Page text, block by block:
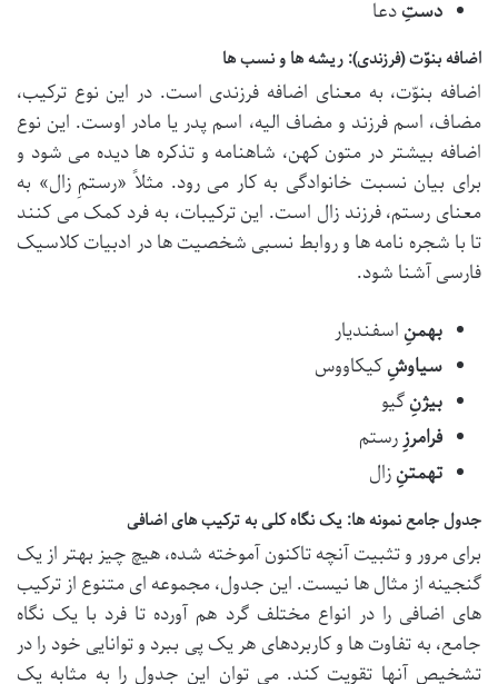
دستِدعا
اضافه بنوّت (فرزندی): ریشه ها و نسب ها
اضافه بنوّت، به معنای اضافه فرزندی است. در این نوع ترکیب،
مضاف، اسم فرزند و مضاف الیه، اسم پدر یا مادر اوست. این نوع
اضافه بیشتر در متون کهن، شاهنامه و تذکره ها دیده می شود و
برای بیان نسبت خانوادگی به کار می رود. مثلاً «رستمِ زال» به
معنای رستم، فرزند زال است. این ترکیبات، به فرد کمک می کنند
تا با شجره نامه ها و روابط نسبی شخصیت ها در ادبیات کلاسیک
فارسی آشنا شود.
بهمنِ اسفندیار
سیاوشِکیکاووس
بیژنِگیو
فرامرزِرستم
تهمتنِزال
جدول جامع نمونه ها: یک نگاه کلی به ترکیب های اضافی
برای مرور و تثبیت آنچه تاکنون آموخته شده، هیچ چیز بهتر از یک
گنجینه از مثال ها نیست. این جدول، مجموعه ای متنوع از ترکیب
های اضافی را در انواع مختلف گرد هم آورده تا فرد با یک نگاه
جامع، به تفاوت ها و کاربردهای هر یک پی ببرد و توانایی خود را در
تشخیص آنها تقویت کند. می توان این جدول را به مثابه یک